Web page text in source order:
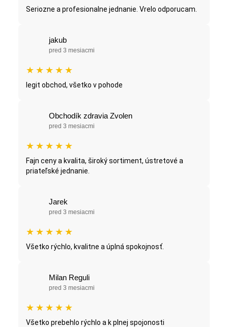
Seriozne a profesionalne jednanie. Vrelo odporucam.
jakub
pred 3 mesiacmi
★ ★ ★ ★ ★
legit obchod, všetko v pohode
Obchodík zdravia Zvolen
pred 3 mesiacmi
★ ★ ★ ★ ★
Fajn ceny a kvalita, široký sortiment, ústretové a
priateľské jednanie.
Jarek
pred 3 mesiacmi
★ ★ ★ ★ ★
Všetko rýchlo, kvalitne a úplná spokojnosť.
Milan Reguli
pred 3 mesiacmi
★ ★ ★ ★ ★
Všetko prebehlo rýchlo a k plnej spojonosti